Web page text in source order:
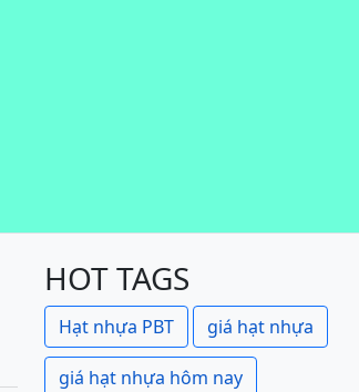
HOT TAGS
Hạt nhựa PBT giá hạt nhựa
giá hạt nhựa hôm nay